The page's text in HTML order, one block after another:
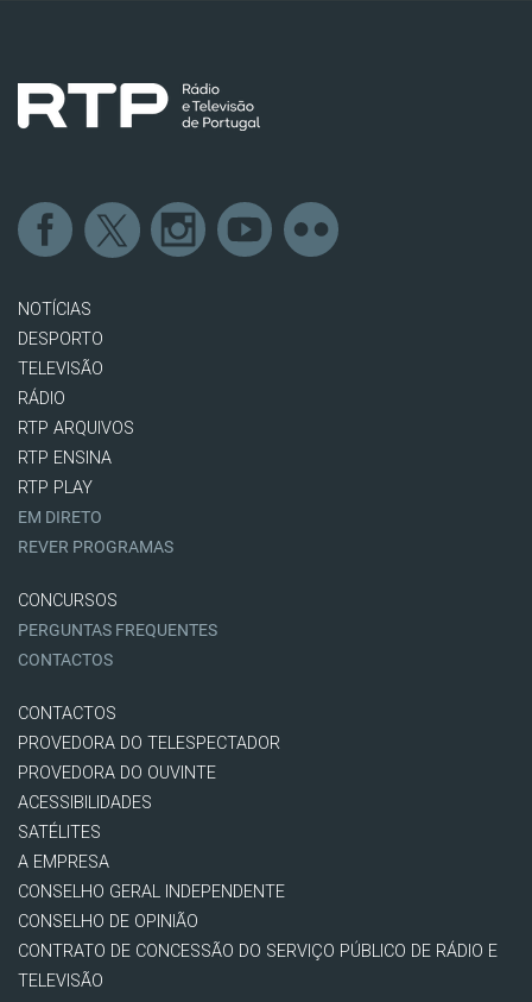
NOTÍCIAS
DESPORTO
TELEVISÃO
RÁDIO
RTP ARQUIVOS
RTP ENSINA
RTP PLAY
EM DIRETO
REVER PROGRAMAS
CONCURSOS
PERGUNTAS FREQUENTES
CONTACTOS
CONTACTOS
PROVEDORA DO TELESPECTADOR
PROVEDORA DO OUVINTE
ACESSIBILIDADES
SATÉLITES
A EMPRESA
CONSELHO GERAL INDEPENDENTE
CONSELHO DE OPINIÃO
CONTRATO DE CONCESSÃO DO SERVIÇO PÚBLICO DE RÁDIO E
TELEVISÃO